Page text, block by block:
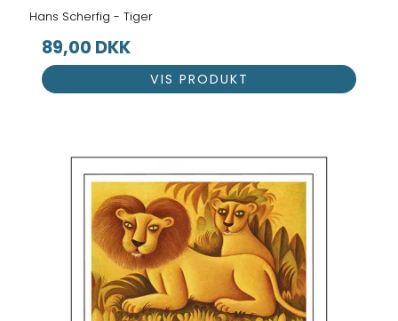
Hans Scherfig - Tiger
89,00 DKK
VIS PRODUKT